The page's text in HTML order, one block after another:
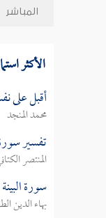
المباشر
الأكثر
أقبل على
محمد المنجد
تفسير سورة
المنتصر
سورة البينة
بهاء الدين